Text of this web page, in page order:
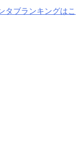
タブランキングはこ